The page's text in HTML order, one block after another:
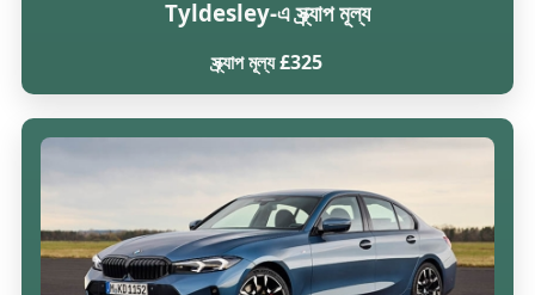
Tyldesley-এ স্ক্র্যাপ মূল্য
স্ক্র্যাপ মূল্য £325